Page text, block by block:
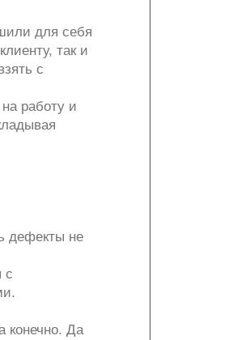
для себя
так и
с
работу и
дефекты не
с
конечно. Да